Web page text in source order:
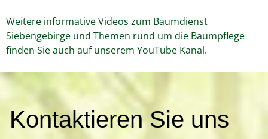
Weitere informative Videos zum Baumdienst
Siebengebirge und Themen rund um die Baumpflege
finden Sie auch auf unserem YouTube Kanal.
o
nKontaktieren Sie uns